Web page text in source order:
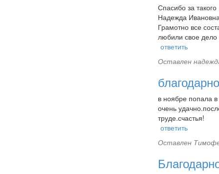
Спасибо за
Надежда
Грамотно все
любили свое
ответить
Оставлен
в ноябре попала
очень
труде.счастья!
ответить
Оставлен